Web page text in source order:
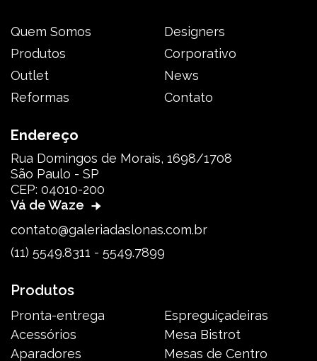
Quem Somos
Produtos
Outlet
Reformas
Designers
Corporativo
News
Contato
Endereço
Rua Domingos de Morais, 1698/1708
São Paulo - SP
CEP: 04010-200
Vá de Waze
contato@galeriadaslonas.com.br
(11) 5549.8311 - 5549.7899
Produtos
Pronta-entrega
Acessórios
Aparadores
Espreguiçadeiras
Mesa Bistrot
Mesas de Centro